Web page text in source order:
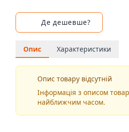
Де дешевше?
Опис Характеристики
Опис товару відсутній
Інформація з описом
найближчим часом.